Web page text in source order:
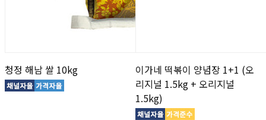
청정 해남 쌀 10kg
이가네 떡볶이 양념장 1+1 (오
리지널 1.5kg + 오리지널
1.5kg)